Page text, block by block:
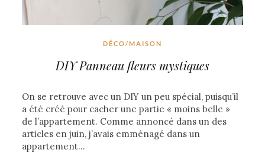
DÉCO/MAISON
DIY Panneau fleurs mystiques
On se retrouve avec un DIY un peu spécial, puisqu’il
a été créé pour cacher une partie « moins belle »
de l’appartement. Comme annoncé dans un des
articles en juin, j’avais emménagé dans un
appartement…